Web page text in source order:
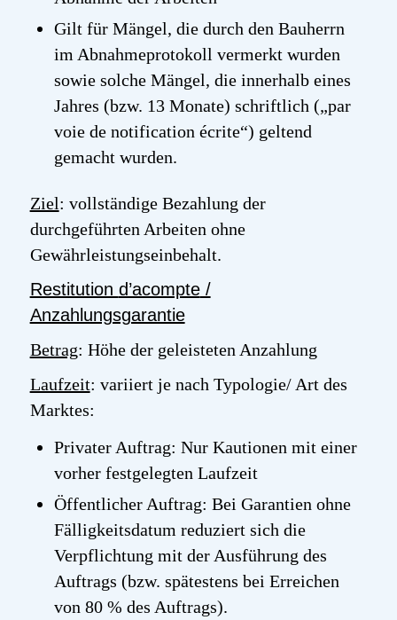
Gilt für Mängel, die durch den Bauherrn
im Abnahmeprotokoll vermerkt wurden
sowie solche Mängel, die innerhalb eines
Jahres (bzw. 13 Monate) schriftlich („par
voiede notification écrite“) geltend
gemacht wurden.
Ziel: vollständige Bezahlung der
durchgeführten Arbeiten ohne
Gewährleistungseinbehalt.
Restitution d’acompte/
Anzahlungsgarantie
Betrag: Höhe der geleisteten Anzahlung
Laufzeit: variiert je nach Typologie/ Art des
Marktes:
Privater Auftrag: Nur Kautionen mit einer
vorher festgelegten Laufzeit
Öffentlicher Auftrag: Bei Garantien ohne
Fälligkeitsdatum reduziert sich die
Verpflichtung mit der Ausführung des
Auftrags (bzw. spätestens bei Erreichen
von 80 % des Auftrags).